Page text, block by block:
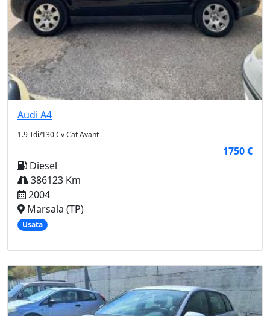
Audi A4
1.9 Tdi/130 Cv Cat Avant
1750 €
Diesel
386123 Km
2004
Marsala (TP)
Usata